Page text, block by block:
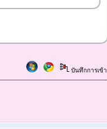
บันทึกการเข้า